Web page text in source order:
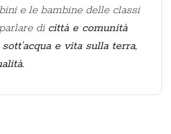
e le bambine delle classi
di città e comunità
e vita sulla terra,